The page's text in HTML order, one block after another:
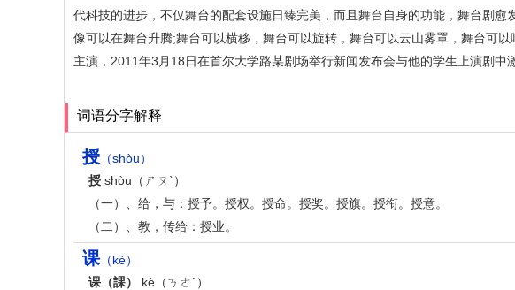
代科技的进步，不仅舞台的配套设施日臻完美，而且舞台自身的功能，舞台剧
像可以在舞台升腾;舞台可以横移，舞台可以旋转，舞台可以云山雾罩，舞台可
主演，2011年3月18日在首尔大学路某剧场举行新闻发布会与他的学生上演剧中
词语分字解释
授 （shòu）
授 shòu（ㄕㄡˋ）
（一）、给，与：授予。授权。授命。授奖。授旗。授衔。授意。
（二）、教，传给：授业。
课（kè）
课（課）
kè（ㄎㄜˋ）